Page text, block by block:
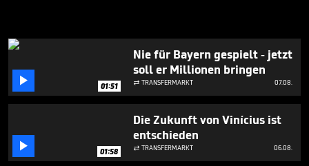
0
seconds
3
minutes,
3
seconds
 01:51
Nie für Bayern gespielt - jetzt
soll er Millionen bringen
 TRANSFERMARKT 07.08.
 01:58
Die Zukunft von Vinícius ist
entschieden
 TRANSFERMARKT 06.08.